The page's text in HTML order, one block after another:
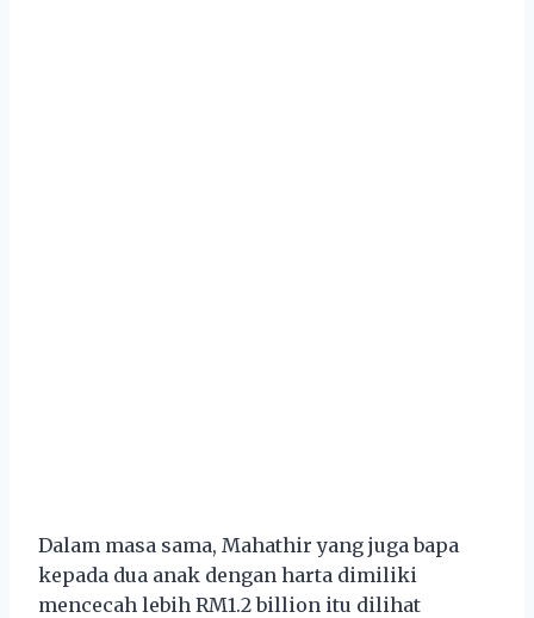
Dalam masa sama, Mahathir yang juga bapa
kepada dua anak dengan harta dimiliki
mencecah lebih RM1.2 billion itu dilihat